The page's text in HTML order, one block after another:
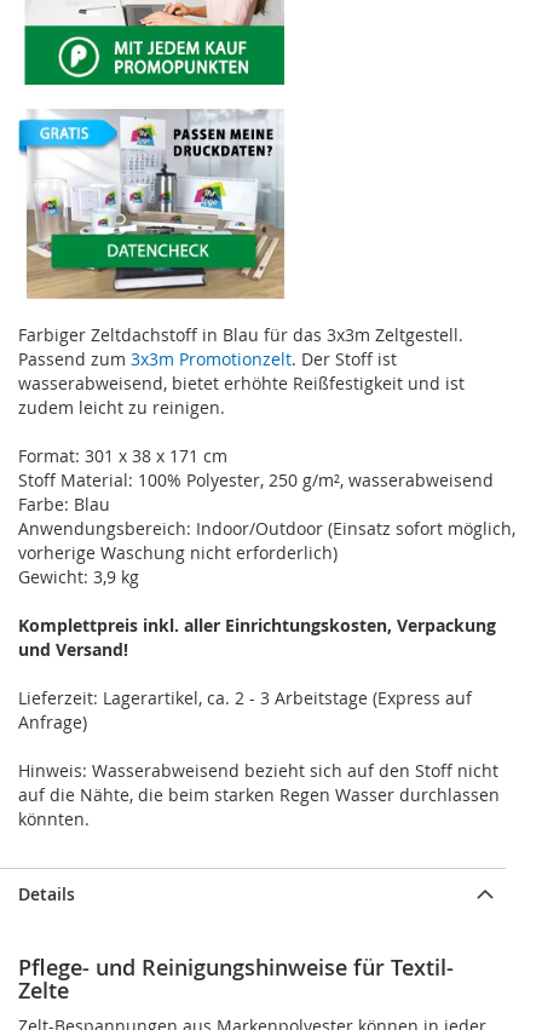
Farbiger Zeltdachstoff in Blau für das 3x3m Zeltgestell.
Passend zum 3x3m Promotionzelt. Der Stoff ist
wasserabweisend, bietet erhöhte Reißfestigkeit und ist
zudem leicht zu reinigen.
Format: 301 x 38 x 171 cm
Stoff Material: 100% Polyester, 250 g/m², wasserabweisend
Farbe: Blau
Anwendungsbereich: Indoor/Outdoor (Einsatz sofort möglich,
vorherige Waschung nicht erforderlich)
Gewicht: 3,9 kg
Komplettpreis inkl. aller Einrichtungskosten, Verpackung
und Versand!
Lieferzeit: Lagerartikel, ca. 2 - 3 Arbeitstage (Express auf
Anfrage)
Hinweis: Wasserabweisend bezieht sich auf den Stoff nicht
auf die Nähte, die beim starken Regen Wasser durchlassen
könnten.
Details
Pflege- und Reinigungshinweise für Textil-
Zelte